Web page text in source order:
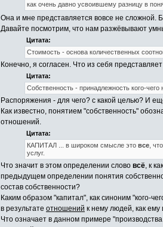
как очень давно усвоившему разницу в
Она и мне представляется вовсе не сложной.
Давайте посмотрим, что нам разжёвывают
Цитата:
Стоимость - основа количественных
Конечно, я согласен. Что из себя
Цитата:
Собственность - принадлежность кого-
Распоряжения - для чего? с какой целью? И
Как известно, понятием "собственность"
отношений.
Цитата:
КАПИТАЛ ... в широком смысле это все ,
услуг.
Что значит в этом определении слово всё, к
предыдущем определении понятия
состав собственности?
Каким образом "капитал", как синоним "кого-
в результате отношений к нему людей, как
Что означает в данном примере